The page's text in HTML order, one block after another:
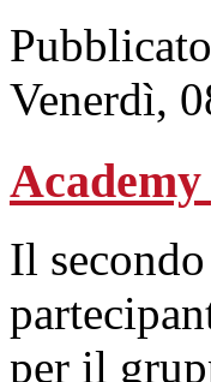
Venerdì,
Il
per il